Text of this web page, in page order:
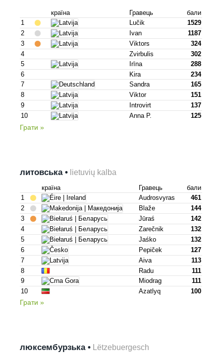
країна Гравець
бали
1
Lučik
1529
2
Ivan
1187
3
Viktors
324
4
Zvirbulis
302
5
Irīna
288
6
Kira
234
7
Sandra
165
8
Viktor
151
9
Introvirt
137
10
Anna P. 125
Грати »
литовська • lietuvių kalba
країна Гравець
бали
1
Audrosvyras
461
2
Blaže
144
3
Jūraś
142
4
Zarečnik
132
5
Jaśko
132
6
Pepiček
127
7
Aiva
113
8
Radu
111
9
Miodrag
111
10
Azatlyq 100
Грати »
люксембурзька • Lëtzebuergesch